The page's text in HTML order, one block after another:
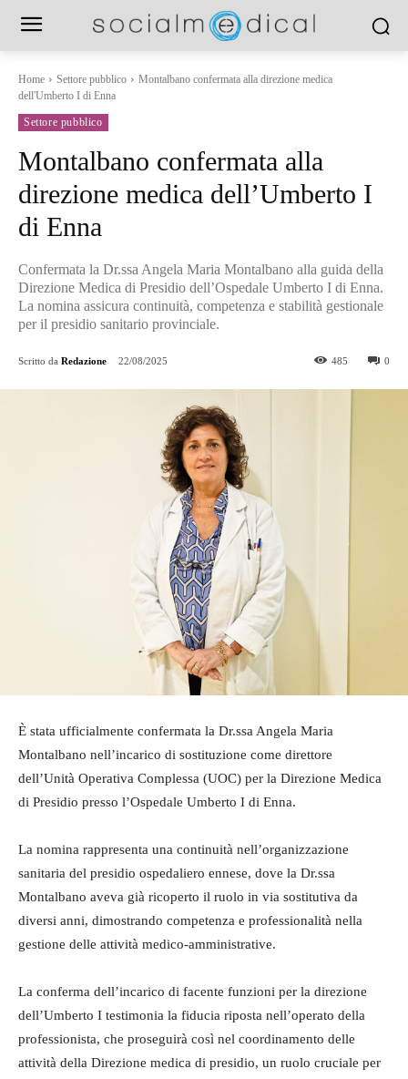
Home Settore pubblico
Montalbano confermata alla direzione medica
dell'Umberto I di Enna
Settore pubblico
Montalbano confermata alla
direzione medica dell’Umberto I
di Enna
Confermata la Dr.ssa Angela Maria Montalbano alla guida della
Direzione Medica di Presidio dell’Ospedale Umberto I di Enna.
La nomina assicura continuità, competenza e stabilità gestionale
per il presidio sanitario provinciale.
Scritto da Redazione 22/08/2025 0
485
È stata ufficialmente confermata la Dr.ssa Angela Maria
Montalbano nell’incarico di sostituzione come direttore
dell’Unità Operativa Complessa (UOC) per la Direzione Medica
di Presidio presso l’Ospedale Umberto I di Enna.
La nomina rappresenta una continuità nell’organizzazione
sanitaria del presidio ospedaliero ennese, dove la Dr.ssa
Montalbano aveva già ricoperto il ruolo in via sostitutiva da
diversi anni, dimostrando competenza e professionalità nella
gestione delle attività medico-amministrative.
La conferma dell’incarico di facente funzioni per la direzione
dell’Umberto I testimonia la fiducia riposta nell’operato della
professionista, che proseguirà così nel coordinamento delle
attività della Direzione medica di presidio, un ruolo cruciale per